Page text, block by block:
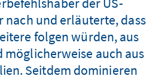
und erläuterte, dass
folgen würden, aus
möglicherweise auch aus
Seitdem dominieren